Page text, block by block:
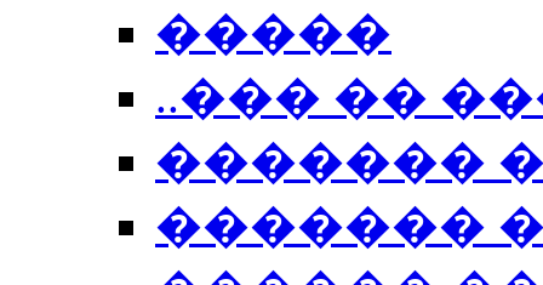
�����
..��� ��
�������
�������